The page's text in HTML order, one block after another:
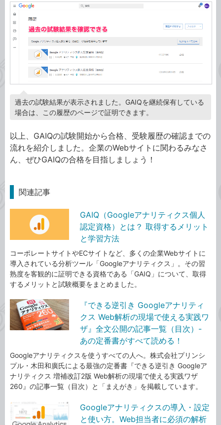
過去の試験結果が表示されました。GAIQを継続保有している
場合は、この履歴のページで証明できます。
以上、GAIQの試験開始から合格、受験履歴の確認までの
流れを紹介しました。企業のWebサイトに関わるみなさ
ん、ぜひGAIQの合格を目指しましょう！
関連記事
GAIQ（Googleアナリティクス個人
認定資格）とは？ 取得するメリット
と学習方法
コーポレートサイトやECサイトなど、多くの企業Webサイトに
導入されている分析ツール「Googleアナリティクス」。その習
熟度を客観的に証明できる資格である「GAIQ」について、取得
するメリットと試験概要をまとめました。
『できる逆引き Googleアナリティ
クス Web解析の現場で使える実践ワ
ザ』全文公開の記事一覧（目次）-
あの定番書がすべて読める！
Googleアナリティクスを使うすべての人へ。株式会社プリンシ
プル・木田和廣氏による最強の定番書『できる逆引き Googleア
ナリティクス 増補改訂2版 Web解析の現場で使える実践ワザ
260』の記事一覧（目次）と「まえがき」を掲載しています。
Googleアナリティクスの導入・設定
と使い方。Web担当者に必須の解析